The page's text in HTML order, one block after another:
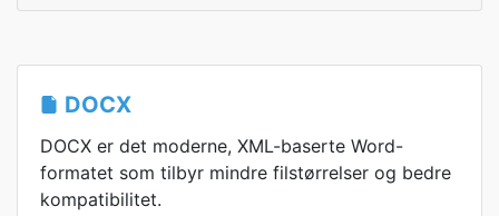
DOCX
DOCX er det moderne, XML-baserte Word-
formatet som tilbyr mindre filstørrelser og bedre
kompatibilitet.